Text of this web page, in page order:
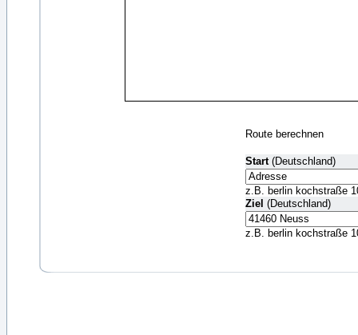
Route berechnen
Start(Deutschland)
z.B. berlin kochstraße
Ziel (Deutschland)
z.B. berlin kochstraße